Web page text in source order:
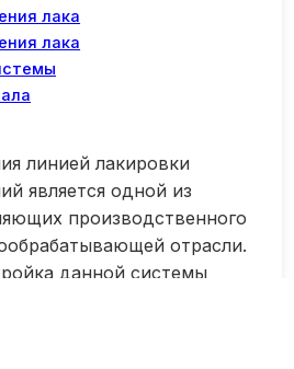
лака
лака
линией лакировки
является одной из
производственного
отрасли.
данной системы